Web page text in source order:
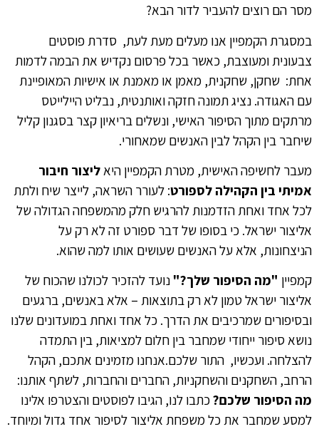
מסר הם רוצים להעביר לדור הבא?
במסגרת הקמפיין אנו מעלים מעת לעת, סדרת פוסטים
צבעונית ומעוצבת, כאשר בכל פרסום נקדיש את הבמה לדמות
אחת: שחקן, שחקנית, מאמן או מאמנת או אישיות המאופיינת
עם האגודה. נציג תמונה חזקה ואותנטית, נבליט היילייטס
מרתקים מתוך הסיפור האישי, ונשלים בריאיון קצר בסגנון קליל
שיחבר בין הקהל לבין האנשים שמאחורי.
מעבר לחשיפה האישית, מטרת הקמפיין היאליצור חיבור
אמיתי בין הקהילה לספורט: לעורר השראה, לייצר שיח ולתת
לכל אחד ואחת הזדמנות להרגיש חלק מהמשפחה הגדולה של
אליצור ישראל. כי בסופו של דבר ספורט זה לא רק על
הניצחונות, אלא על האנשים שעושים אותו למה שהוא.
קמפיין"מה הסיפור שלך?"נועד להזכיר לכולנו שהכוח של
אליצור ישראל טמון לא רק בתוצאות – אלא באנשים, ברגעים
ובסיפורים שמרכיבים את הדרך. כל אחד ואחת במועדונים שלנו
נושא סיפור ייחודי שמחבר בין חלום למציאות, בין התמדה
להצלחה.ועכשיו, התור שלכם.אנחנו מזמינים אתכם, הקהל
הרחב, השחקנים והשחקניות, החברים והחברות, לשתף אותנו:
מה הסיפור שלכם?כתבו לנו, הגיבו לפוסטים והצטרפו אלינו
למסע שמחבר את כל משפחת אליצור לסיפור אחד גדול ומיוחד.